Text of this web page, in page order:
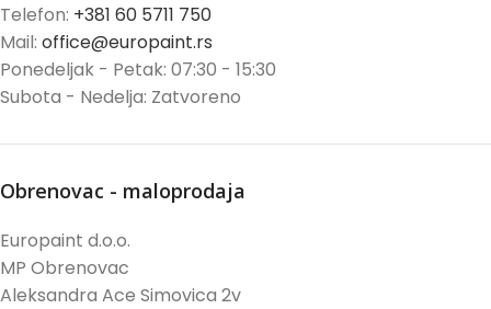
Telefon: +381 60 5711 750
Mail: office@europaint.rs
Ponedeljak - Petak: 07:30 - 15:30
Subota - Nedelja: Zatvoreno
Obrenovac - maloprodaja
Europaint d.o.o.
MP Obrenovac
Aleksandra Ace Simovica 2v